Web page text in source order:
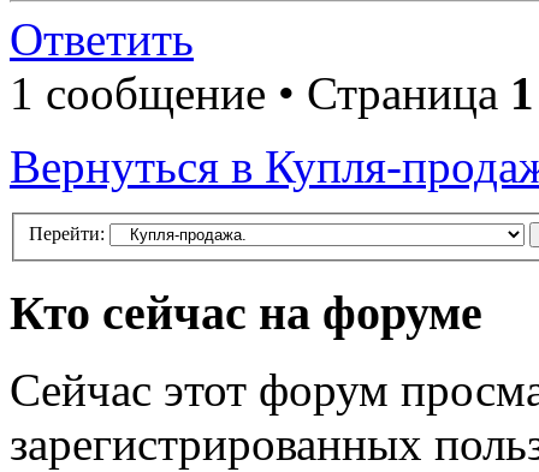
Ответить
1 сообщение • Страница 1
Вернуться в Купля-
Перейти:
Кто сейчас на форуме
Сейчас этот форум
зарегистрированных